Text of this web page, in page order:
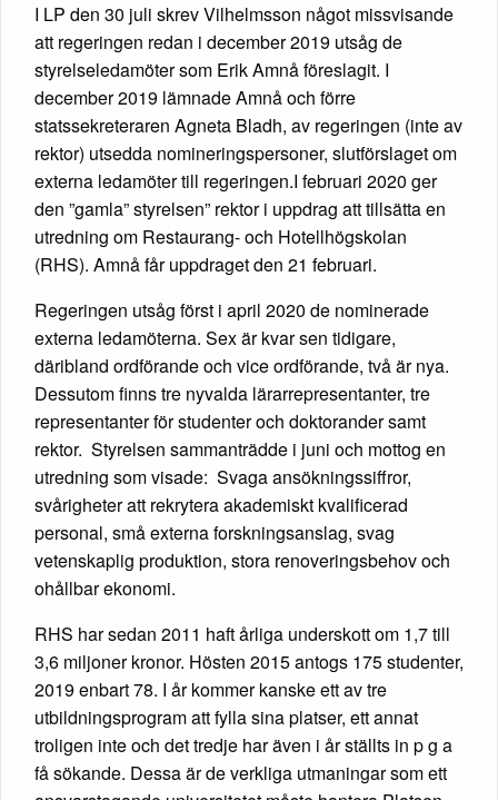
I LP den 30 juli skrev Vilhelmsson något missvisande
att regeringen redan i december 2019 utsåg de
styrelseledamöter som Erik Amnå föreslagit. I
december 2019 lämnade Amnå och förre
statssekreteraren Agneta Bladh, av regeringen (inte av
rektor) utsedda nomineringspersoner, slutförslaget om
externa ledamöter till regeringen.I februari 2020 ger
den ”gamla” styrelsen” rektor i uppdrag att tillsätta en
utredning om Restaurang- och Hotellhögskolan
(RHS). Amnå får uppdraget den 21 februari.
Regeringen utsåg först i april 2020 de nominerade
externa ledamöterna. Sex är kvar sen tidigare,
däribland ordförande och vice ordförande, två är nya.
Dessutom finns tre nyvalda lärarrepresentanter, tre
representanter för studenter och doktorander samt
rektor. Styrelsen sammanträdde i juni och mottog en
utredning som visade: Svaga ansökningssiffror,
svårigheter att rekrytera akademiskt kvalificerad
personal, små externa forskningsanslag, svag
vetenskaplig produktion, stora renoveringsbehov och
ohållbar ekonomi.
RHS har sedan 2011 haft årliga underskott om 1,7 till
3,6 miljoner kronor. Hösten 2015 antogs 175 studenter,
2019 enbart 78. I år kommer kanske ett av tre
utbildningsprogram att fylla sina platser, ett annat
troligen inte och det tredje har även i år ställts in p g a
få sökande. Dessa är de verkliga utmaningar som ett